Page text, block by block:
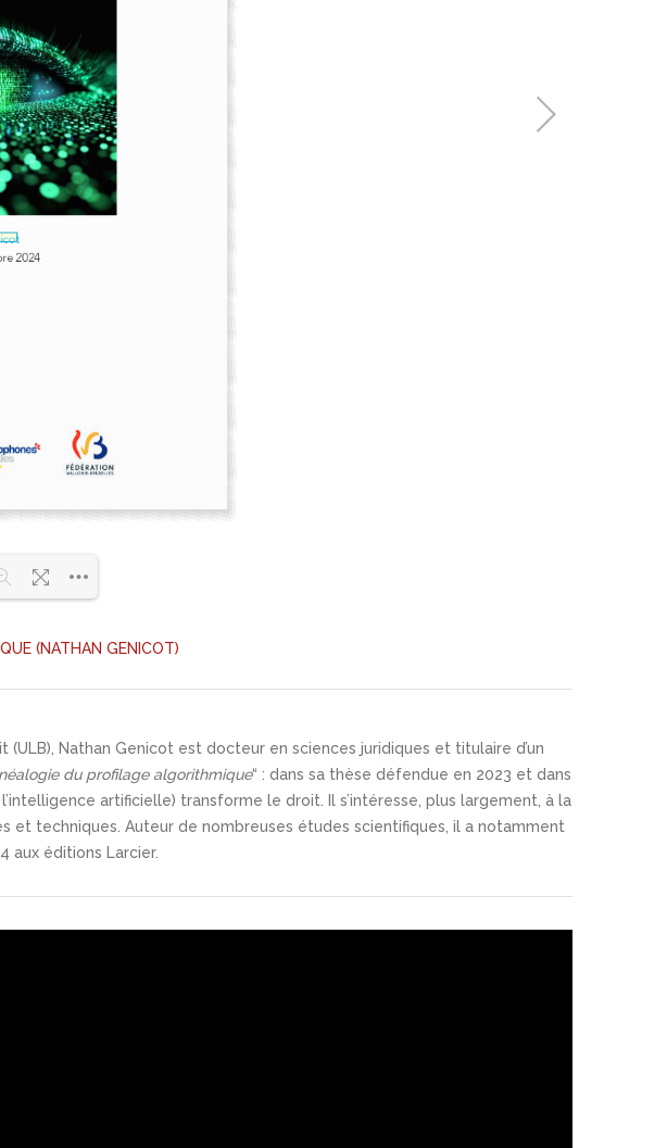
(NATHAN GENICOT)
Nathan Genicot est docteur en sciences juridiques et titulaire d’un
du profilage algorithmique“ : dans sa thèse défendue en 2023 et dans
artificielle) transforme le droit. Il s’intéresse, plus largement, à la
et techniques. Auteur de nombreuses études scientifiques, il a notamment
aux éditions Larcier.